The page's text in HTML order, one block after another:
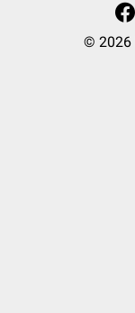
© 2026